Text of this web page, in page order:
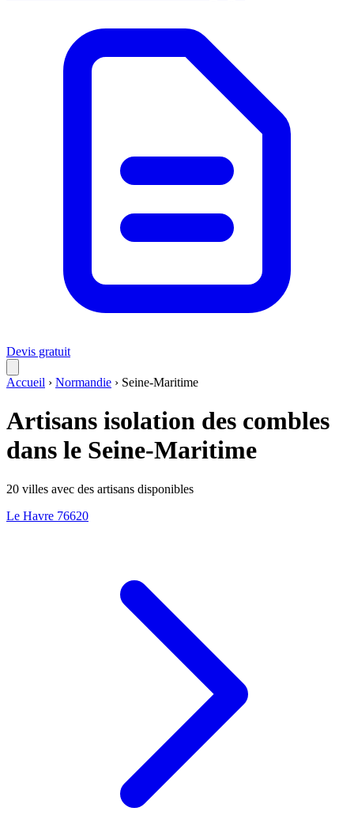
Devis gratuit
Accueil › Normandie › Seine-Maritime
Artisans isolation des combles
dans le Seine-Maritime
20 villes avec des artisans disponibles
Le Havre 76620